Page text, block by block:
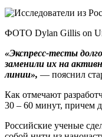
ФОТО Dylan Gillis on
«Экспресс-тесты
заменили их на
линии», — пояснил
Как отмечают
30 – 60 минут, причем
Российские ученые